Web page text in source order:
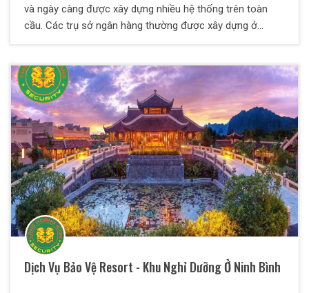
và ngày càng được xây dựng nhiều hệ thống trên toàn
cầu. Các trụ sở ngân hàng thường được xây dựng ở
nguy hiểm rất phức tạp là mực tiêu chủ yếu cả các kẻ
gian. Chính vì vậy mỗi trụ sở ngân hàng được xây dựng
cần phải có một đội ngũ bảo vệ chuyên nghiệp và phong
cách làm việc phải linh hoạt và lịch sự.
Dịch Vụ Bảo Vệ Resort - Khu Nghỉ Dưỡng Ở Ninh Bình